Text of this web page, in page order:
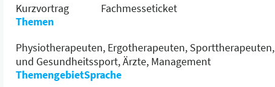
Kurzvortrag
Fachmesseticket
Themen
Physiotherapeuten, Ergotherapeuten, Sporttherapeuten,
und Gesundheitssport,Ärzte, Management
ThemengebietSprache